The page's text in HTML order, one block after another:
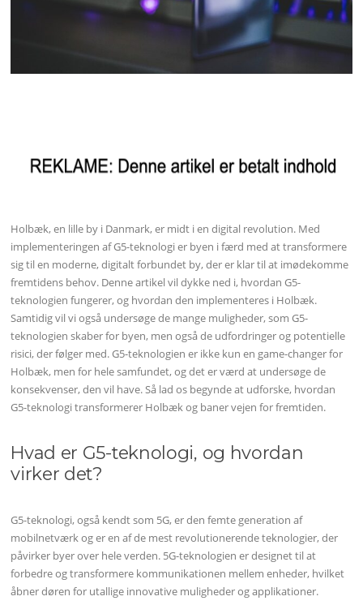
Holbæk, en lille by i Danmark, er midt i en digital revolution. Med
implementeringen af G5-teknologi er byen i færd med at transformere
sig til en moderne, digitalt forbundet by, der er klar til at imødekomme
fremtidens behov. Denne artikel vil dykke ned i, hvordan G5-
teknologien fungerer, og hvordan den implementeres i Holbæk.
Samtidig vil vi også undersøge de mange muligheder, som G5-
teknologien skaber for byen, men også de udfordringer og potentielle
risici, der følger med. G5-teknologien er ikke kun en game-changer for
Holbæk, men for hele samfundet, og det er værd at undersøge de
konsekvenser, den vil have. Så lad os begynde at udforske, hvordan
G5-teknologi transformerer Holbæk og baner vejen for fremtiden.
Hvad er G5-teknologi, og hvordan
virker det?
G5-teknologi, også kendt som 5G, er den femte generation af
mobilnetværk og er en af de mest revolutionerende teknologier, der
påvirker byer over hele verden. 5G-teknologien er designet til at
forbedre og transformere kommunikationen mellem enheder, hvilket
åbner døren for utallige innovative muligheder og applikationer.